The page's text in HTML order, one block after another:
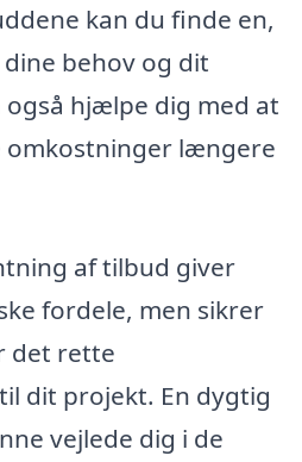
kan du finde en,
behov og dit
hjælpe dig med at
længere
af tilbud giver
fordele, men sikrer
det rette
dit projekt. En dygtig
vejlede dig i de